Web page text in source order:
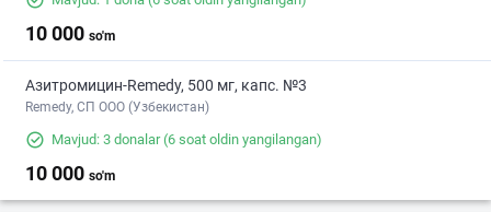
10 000 so'm
Азитромицин-Remedy, 500 мг, капс. №3
Remedy, СП ООО (Узбекистан)
Mavjud: 3 donalar(6 soat oldin yangilangan)
10 000 so'm